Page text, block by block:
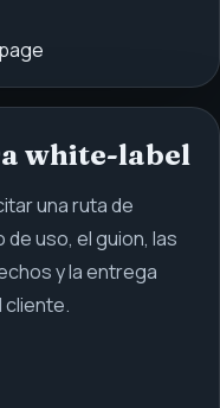
white-label
una ruta de
uso, el guion, las
y la entrega
cliente.